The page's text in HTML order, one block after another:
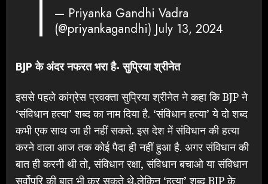
— Priyanka Gandhi Vadra
(@priyankagandhi) July 13, 2024
BJP के अंदर नफरत भरा है- सुप्रिया श्रीनेत
इससे पहले कांग्रेस प्रवक्ता सुप्रिया श्रीनेत ने कहा कि BJP ने
‘संविधान हत्या’ शब्द का नाम दिया है. ‘संविधान हत्या’ ये दो शब्द
कभी एक साथ जा ही नहीं सकते. इस देश में संविधान की हत्या
करने वाला आज तक कोई पैदा ही नहीं हुआ है. अगर संविधान की
बात ही करनी थी तो, संविधान रक्षा, संविधान बचाओ या संविधान
सर्वोपरि की बात भी कर सकते थे,लेकिन ‘हत्या’ शब्द BJP के